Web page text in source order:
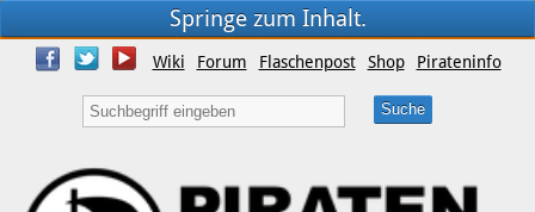
Springe zum Inhalt.
Wiki Forum Flaschenpost Shop Pirateninfo